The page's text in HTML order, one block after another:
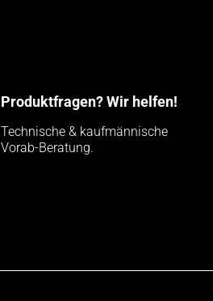
Produktfragen? Wir helfen!
Technische & kaufmännische
Vorab-Beratung.